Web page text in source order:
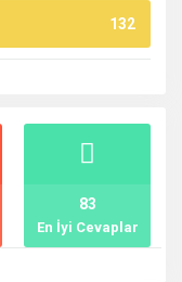
132
En İyi Cevaplar
83